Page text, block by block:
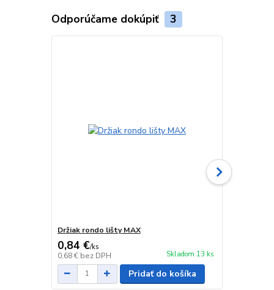
Odporúčame dokúpiť 3
Držiak rondo lišty MAX
0,84 €/ks
0,68 € bez DPH Skladom 13 ks
Pridať do košíka